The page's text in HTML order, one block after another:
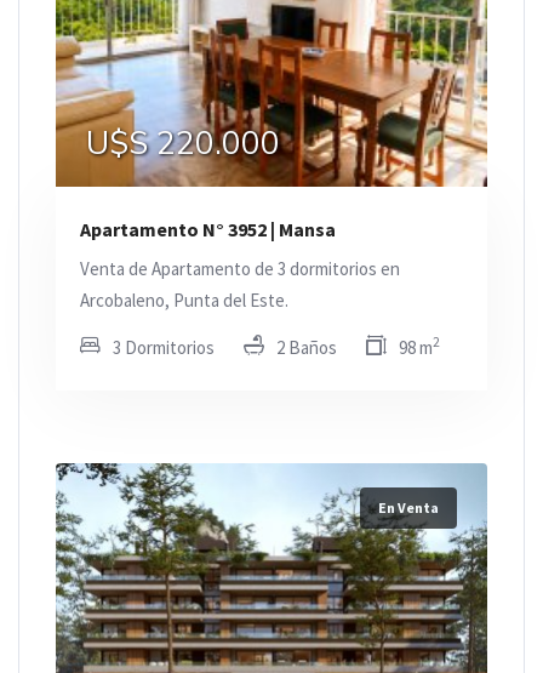
U$S 220.000
Apartamento N° 3952 | Mansa
Venta de Apartamento de 3 dormitorios en
Arcobaleno, Punta del Este.
3 Dormitorios 2 Baños 98 m2
En Venta